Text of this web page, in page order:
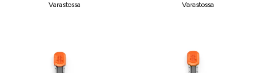
Varastossa Varastossa